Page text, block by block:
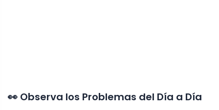
👀 Observa los Problemas del Día a Día